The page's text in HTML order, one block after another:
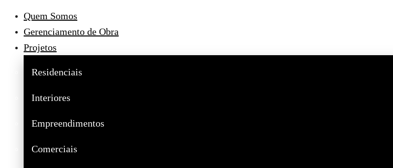
Quem Somos
Gerenciamento de Obra
Projetos
Residenciais
Interiores
Empreendimentos
Comerciais